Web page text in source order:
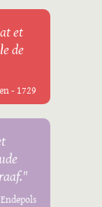
et
de
- 1729